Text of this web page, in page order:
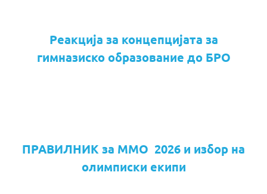
Реакција за концепцијата за
гимназиско образование до БРО
ПРАВИЛНИК за ММО 2026 и избор на
олимписки екипи